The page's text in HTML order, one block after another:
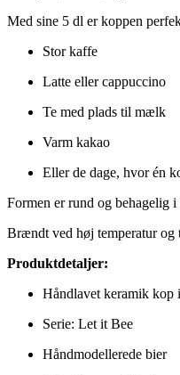
Med sine 5 dl er koppen
Stor kaffe
Latte eller cappuccino
Te med plads til mælk
Varm kakao
Eller de dage, hvor én
Formen er rund og behagelig
Brændt ved høj temperatur og
Produktdetaljer:
Håndlavet keramik kop
Serie: Let it Bee
Håndmodellerede bier